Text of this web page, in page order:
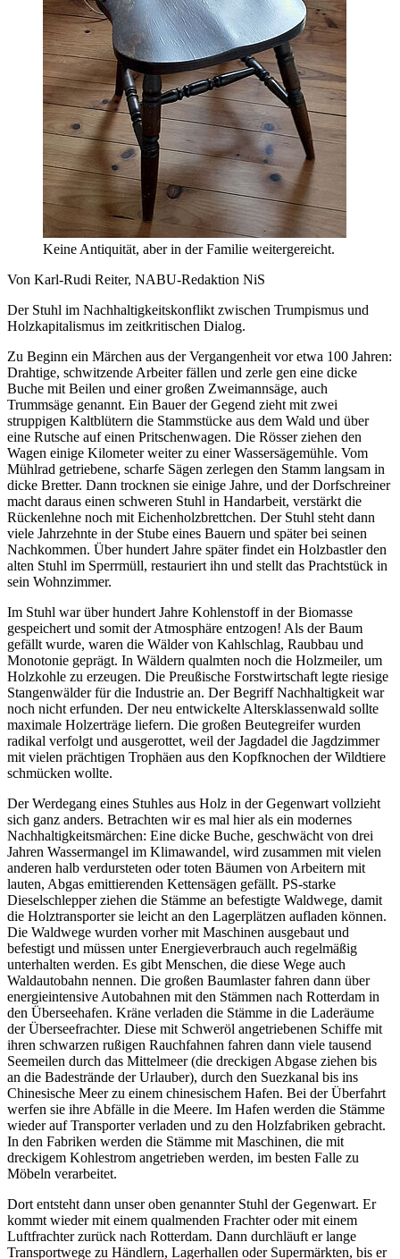
Keine Antiquität, aber in der Familie weitergereicht.
Von Karl-Rudi Reiter, NABU-Redaktion NiS
Der Stuhl im Nachhaltigkeitskonflikt zwischen Trumpismus und
Holzkapitalismus im zeitkritischen Dialog.
Zu Beginn ein Märchen aus der Vergangenheit vor etwa 100 Jahren:
Drahtige, schwitzende Arbeiter fällen und zerle gen eine dicke
Buche mit Beilen und einer großen Zweimannsäge, auch
Trummsäge genannt. Ein Bauer der Gegend zieht mit zwei
struppigen Kaltblütern die Stammstücke aus dem Wald und über
eine Rutsche auf einen Pritschenwagen. Die Rösser ziehen den
Wagen einige Kilometer weiter zu einer Wassersägemühle. Vom
Mühlrad getriebene, scharfe Sägen zerlegen den Stamm langsam in
dicke Bretter. Dann trocknen sie einige Jahre, und der Dorfschreiner
macht daraus einen schweren Stuhl in Handarbeit, verstärkt die
Rückenlehne noch mit Eichenholzbrettchen. Der Stuhl steht dann
viele Jahrzehnte in der Stube eines Bauern und später bei seinen
Nachkommen. Über hundert Jahre später findet ein Holzbastler den
alten Stuhl im Sperrmüll, restauriert ihn und stellt das Prachtstück in
sein Wohnzimmer.
Im Stuhl war über hundert Jahre Kohlenstoff in der Biomasse
gespeichert und somit der Atmosphäre entzogen! Als der Baum
gefällt wurde, waren die Wälder von Kahlschlag, Raubbau und
Monotonie geprägt. In Wäldern qualmten noch die Holzmeiler, um
Holzkohle zu erzeugen. Die Preußische Forstwirtschaft legte riesige
Stangenwälder für die Industrie an. Der Begriff Nachhaltigkeit war
noch nicht erfunden. Der neu entwickelte Altersklassenwald sollte
maximale Holzerträge liefern. Die großen Beutegreifer wurden
radikal verfolgt und ausgerottet, weil der Jagdadel die Jagdzimmer
mit vielen prächtigen Trophäen aus den Kopfknochen der Wildtiere
schmücken wollte.
Der Werdegang eines Stuhles aus Holz in der Gegenwart vollzieht
sich ganz anders. Betrachten wir es mal hier als ein modernes
Nachhaltigkeitsmärchen: Eine dicke Buche, geschwächt von drei
Jahren Wassermangel im Klimawandel, wird zusammen mit vielen
anderen halb verdursteten oder toten Bäumen von Arbeitern mit
lauten, Abgas emittierenden Kettensägen gefällt. PS-starke
Dieselschlepper ziehen die Stämme an befestigte Waldwege, damit
die Holztransporter sie leicht an den Lagerplätzen aufladen können.
Die Waldwege wurden vorher mit Maschinen ausgebaut und
befestigt und müssen unter Energieverbrauch auch regelmäßig
unterhalten werden. Es gibt Menschen, die diese Wege auch
Waldautobahn nennen. Die großen Baumlaster fahren dann über
energieintensive Autobahnen mit den Stämmen nach Rotterdam in
den Überseehafen. Kräne verladen die Stämme in die Laderäume
der Überseefrachter. Diese mit Schweröl angetriebenen Schiffe mit
ihren schwarzen rußigen Rauchfahnen fahren dann viele tausend
Seemeilen durch das Mittelmeer (die dreckigen Abgase ziehen bis
an die Badestrände der Urlauber), durch den Suezkanal bis ins
Chinesische Meer zu einem chinesischem Hafen. Bei der Überfahrt
werfen sie ihre Abfälle in die Meere. Im Hafen werden die Stämme
wieder auf Transporter verladen und zu den Holzfabriken gebracht.
In den Fabriken werden die Stämme mit Maschinen, die mit
dreckigem Kohlestrom angetrieben werden, im besten Falle zu
Möbeln verarbeitet.
Dort entsteht dann unser oben genannter Stuhl der Gegenwart. Er
kommt wieder mit einem qualmenden Frachter oder mit einem
Luftfrachter zurück nach Rotterdam. Dann durchläuft er lange
Transportwege zu Händlern, Lagerhallen oder Supermärkten, bis er